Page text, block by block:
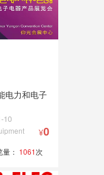
电力和电子
10
¥0
： 1061次